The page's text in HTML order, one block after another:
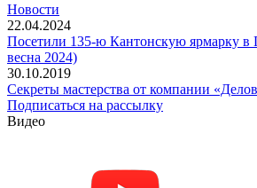
Новости
22.04.2024
Посетили 135-ю Кантонскую ярмарку в
весна 2024)
30.10.2019
Секреты мастерства от компании
Подписаться на рассылку
Видео